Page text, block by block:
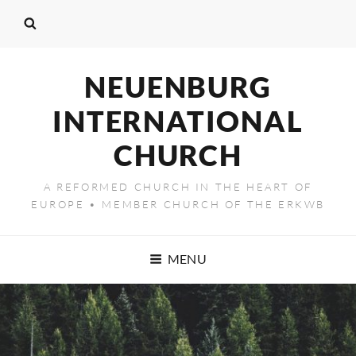
NEUENBURG
INTERNATIONAL
CHURCH
A REFORMED CHURCH IN THE HEART OF
EUROPE • MEMBER CHURCH OF THE ERKWB
MENU